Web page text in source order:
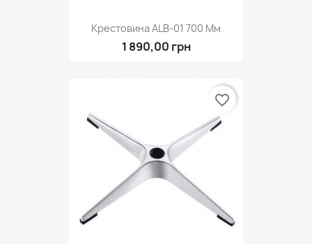
Крестовина ALB-01 700 Мм
1 890,00 грн
favorite_border